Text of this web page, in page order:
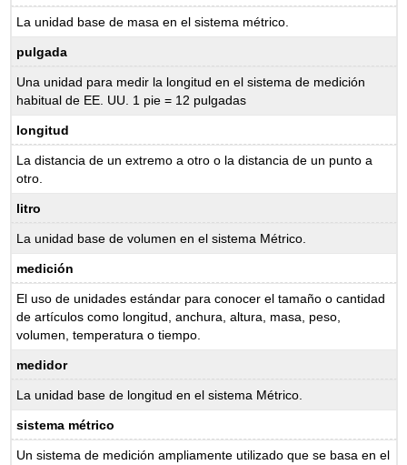
La unidad base de masa en el sistema métrico.
pulgada
Una unidad para medir la longitud en el sistema de medición
habitual de EE. UU. 1 pie = 12 pulgadas
longitud
La distancia de un extremo a otro o la distancia de un punto a
otro.
litro
La unidad base de volumen en el sistema Métrico.
medición
El uso de unidades estándar para conocer el tamaño o cantidad
de artículos como longitud, anchura, altura, masa, peso,
volumen, temperatura o tiempo.
medidor
La unidad base de longitud en el sistema Métrico.
sistema métrico
Un sistema de medición ampliamente utilizado que se basa en el